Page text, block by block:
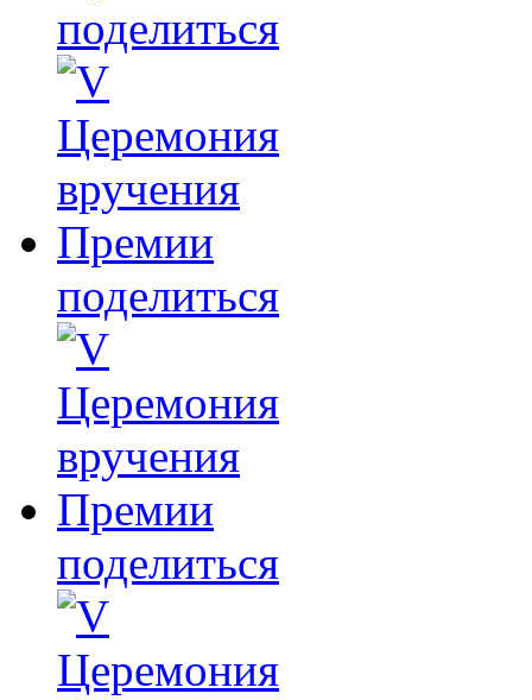
поделиться
поделиться
поделиться